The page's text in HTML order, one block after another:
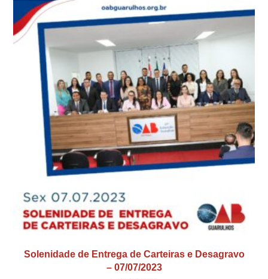
Solenidade de Entrega de Carteiras e Desagravo
– 07/07/2023